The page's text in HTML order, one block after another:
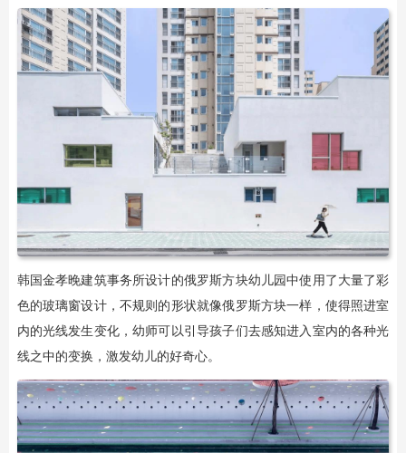
韩国金孝晚建筑事务所设计的俄罗斯方块幼儿园中使用了大量了彩
色的玻璃窗设计，不规则的形状就像俄罗斯方块一样，使得照进室
内的光线发生变化，幼师可以引导孩子们去感知进入室内的各种光
线之中的变换，激发幼儿的好奇心。